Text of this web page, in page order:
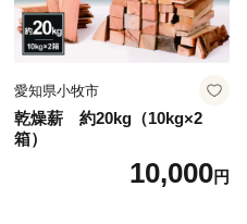
の回数制限は現在設けて
ヶ月程度かかることがあり
す。
愛知県小牧市
乾燥薪 約20kg（10kg×2
箱）
10,000円